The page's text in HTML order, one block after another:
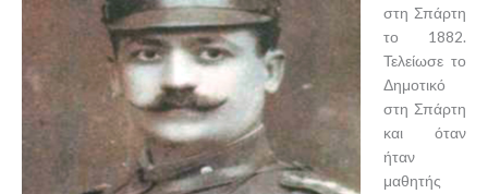
στη Σπάρτη
το 1882.
Τελείωσε το
Δημοτικό
στη Σπάρτη
και όταν
ήταν
μαθητής